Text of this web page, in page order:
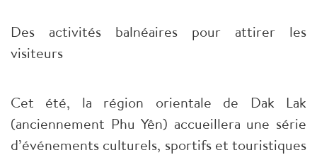
Des activités balnéaires pour attirer les
visiteurs
Cet été, la région orientale de Dak Lak
(anciennement Phu Yên) accueillera une série
d’événements culturels, sportifs et touristiques